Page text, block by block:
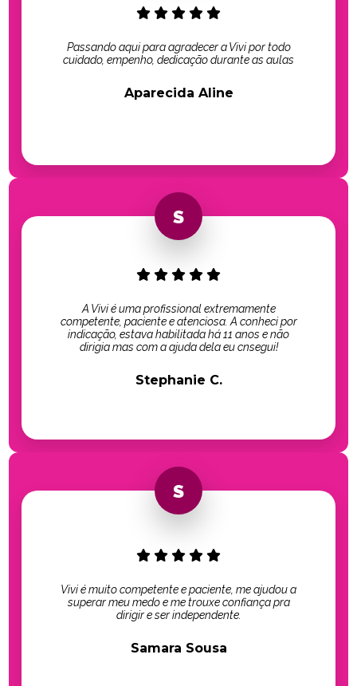
Passando aqui para agradecer a Vivi por todo
cuidado, empenho, dedicação durante as aulas
Aparecida Aline
A Vivi é uma profissional extremamente
competente, paciente e atenciosa. A conheci por
indicação, estava habilitada há 11 anos e não
dirigia mas com a ajuda dela eu cnsegui!
Stephanie C.
Vivi é muito competente e paciente, me ajudou a
superar meu medo e me trouxe confiança pra
dirigir e ser independente.
Samara Sousa